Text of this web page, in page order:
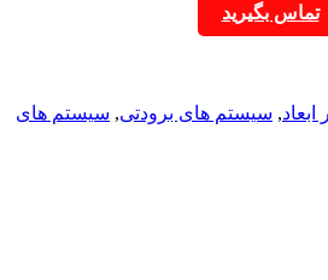
تماس بگیرید
, سیستم های برودتی, سیستم های